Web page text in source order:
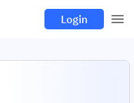
Login